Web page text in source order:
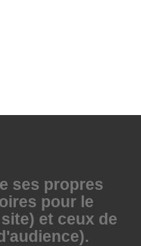
ses propres
pour le
et ceux de